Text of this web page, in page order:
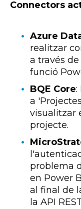
Connectors
Azure
realitzar
a través de
funció
BQE Core:
a
visualitzar
projecte.
problema
en Power
al final de
la API